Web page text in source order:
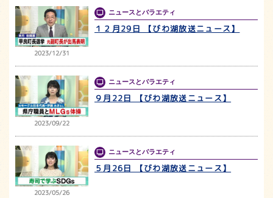
2023/12/31
ニュースとバラエティ
１２月29日 【びわ湖放送ニュース】
2023/09/22
ニュースとバラエティ
９月22日 【びわ湖放送ニュース】
2023/05/26
ニュースとバラエティ
５月26日 【びわ湖放送ニュース】